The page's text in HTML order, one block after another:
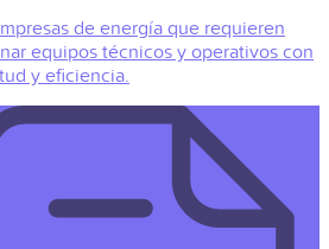
de energía que requieren
equipos técnicos y operativos con
y eficiencia.